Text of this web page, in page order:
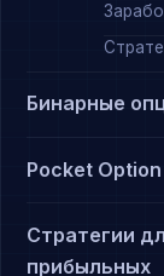
Бинарные
Pocket
Стратегии
прибыльных